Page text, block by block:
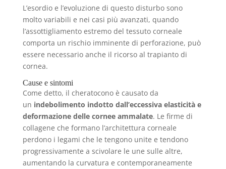
L’esordio e l’evoluzione di questo disturbo sono
molto variabili e nei casi più avanzati, quando
l’assottigliamento estremo del tessuto corneale
comporta un rischio imminente di perforazione, può
essere necessario anche il ricorso al trapianto di
cornea.
Cause e sintomi
Come detto, il cheratocono è causato da
un indebolimento indotto dall’eccessiva elasticità e
deformazione delle cornee ammalate. Le firme di
collagene che formano l’architettura corneale
perdono i legami che le tengono unite e tendono
progressivamente a scivolare le une sulle altre,
aumentando la curvatura e contemporaneamente